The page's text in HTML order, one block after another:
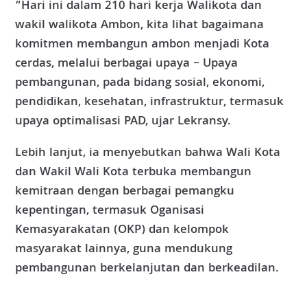
“Hari ini dalam 210 hari kerja Walikota dan
wakil walikota Ambon, kita lihat bagaimana
komitmen membangun ambon menjadi Kota
cerdas, melalui berbagai upaya – Upaya
pembangunan, pada bidang sosial, ekonomi,
pendidikan, kesehatan, infrastruktur, termasuk
upaya optimalisasi PAD, ujar Lekransy.
Lebih lanjut, ia menyebutkan bahwa Wali Kota
dan Wakil Wali Kota terbuka membangun
kemitraan dengan berbagai pemangku
kepentingan, termasuk Oganisasi
Kemasyarakatan (OKP) dan kelompok
masyarakat lainnya, guna mendukung
pembangunan berkelanjutan dan berkeadilan.